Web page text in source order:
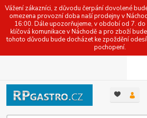
Vážení zákazníci, z důvodu čerpání dovolené
omezena provozní doba naší prodejny v
16:00. Dále upozorňujeme, v období od 7.
klíčová komunikace v Náchodě a pro zboží
tohoto důvodu bude docházet ke zpoždění
pochopení.